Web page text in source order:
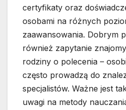
certyfikaty oraz
osobami na różnych
zaawansowania. Dobrym
również zapytanie
rodziny o polecenia –
często prowadzą do
specjalistów. Ważne jest
uwagi na metody